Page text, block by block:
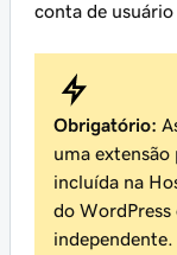
conta de usuário
Obrigatório:
uma
incluída na
do
independente.